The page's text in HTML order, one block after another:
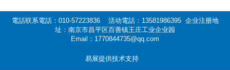
電話联系電話：010-57223836 活动電話：13581986395 企业注册地
址：南京市昌平区百善镇王庄工业企业园
Email：1770844735@qq.com
易展提供技术支持